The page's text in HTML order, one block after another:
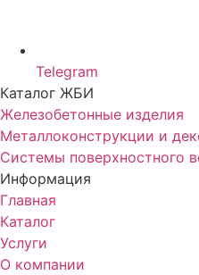
Telegram
Каталог ЖБИ
Железобетонные изделия
Металлоконструкции и
Системы поверхностного
Информация
Главная
Каталог
Услуги
О компании